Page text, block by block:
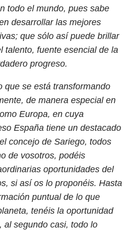
todo el mundo, pues sabe
desarrollar las mejores
que sólo así puede brillar
talento, fuente esencial de la
progreso.
que se está transformando
de manera especial en
Europa, en cuya
España tiene un destacado
concejo de Sariego, todos
de vosotros, podéis
oportunidades del
si así os lo proponéis. Hasta
puntual de lo que
tenéis la oportunidad
al segundo casi, todo lo